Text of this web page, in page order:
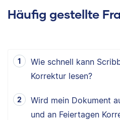
Häufig gestellte
Wie schnell kann
Korrektur lesen?
Wird mein Dokument
und an Feiertagen